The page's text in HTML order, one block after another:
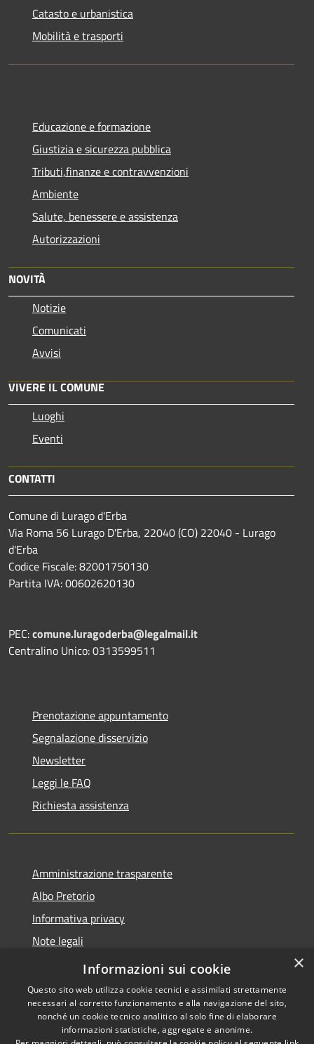
Catasto e urbanistica
Mobilità e trasporti
Educazione e formazione
Giustizia e sicurezza pubblica
Tributi,finanze e contravvenzioni
Ambiente
Salute, benessere e assistenza
Autorizzazioni
NOVITÀ
Notizie
Comunicati
Avvisi
VIVERE IL COMUNE
Luoghi
Eventi
CONTATTI
Comune di Lurago d'Erba
Via Roma 56 Lurago D'Erba, 22040 (CO) 22040 - Lurago
d'Erba
Codice Fiscale: 82001750130
Partita IVA: 00602620130
PEC:comune.luragoderba@legalmail.it
Centralino Unico: 0313599511
Prenotazione appuntamento
Segnalazione disservizio
Newsletter
Leggi le FAQ
Richiesta assistenza
Amministrazione trasparente
Albo Pretorio
Informativa privacy
Note legali
Dichiarazione di accessibilità
Copyright © 2026 • Comune di
×
Informazioni sui cookie
Questo sito web utilizza cookie tecnici e assimilati strettamente
necessari al corretto funzionamento e alla navigazione del sito,
nonché un cookie tecnico analitico al solo fine di elaborare
informazioni statistiche, aggregate e anonime.